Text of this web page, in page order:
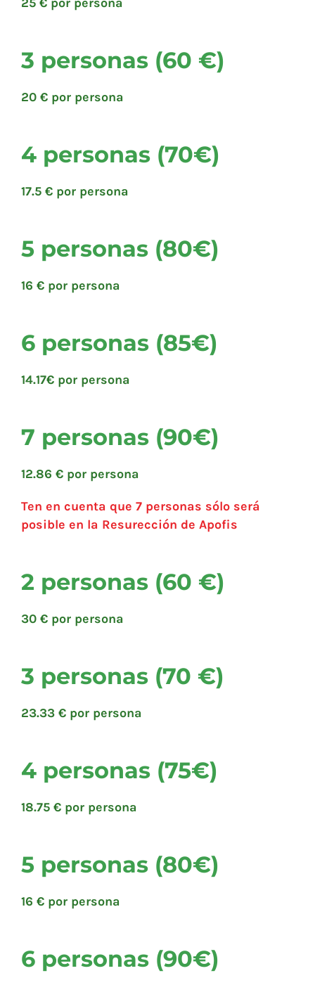
3 personas (60 €)
20 € por persona
4 personas (70€)
17.5 € por persona
5 personas (80€)
16 € por persona
6 personas (85€)
14.17€ por persona
7 personas (90€)
12.86 € por persona
Ten en cuenta que 7 personas sólo será
posible en la Resurección de Apofis
2 personas (60 €)
30 € por persona
3 personas (70 €)
23.33 € por persona
4 personas (75€)
18.75 € por persona
5 personas (80€)
16 € por persona
6 personas (90€)